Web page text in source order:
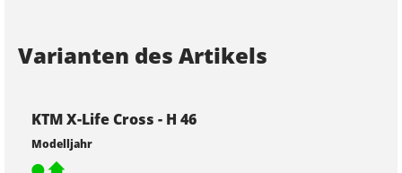
Varianten des Artikels
KTM X-Life Cross - H 46
Modelljahr